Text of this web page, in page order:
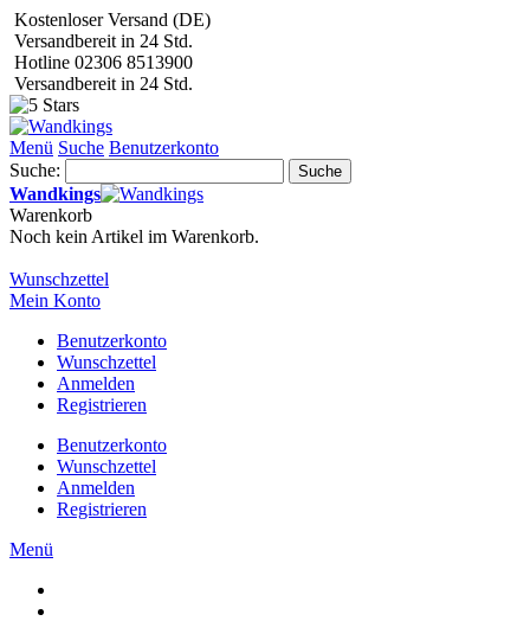
Kostenloser Versand (DE)
Versandbereit in 24 Std.
Hotline 02306 8513900
Versandbereit in 24 Std.
Menü Suche Benutzerkonto
Suche:
Suche
Wandkings
Warenkorb
Noch kein Artikel im Warenkorb.
Wunschzettel
Mein Konto
Benutzerkonto
Wunschzettel
Anmelden
Registrieren
Benutzerkonto
Wunschzettel
Anmelden
Registrieren
Menü